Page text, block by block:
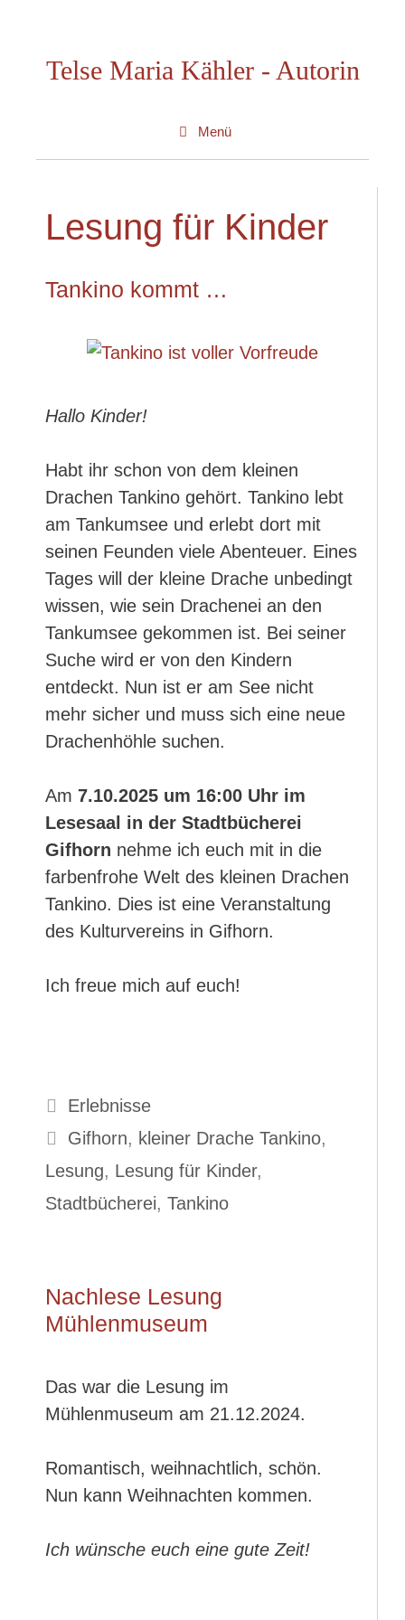
springenTelse Maria Kähler - Autorin
Menü
Lesung für Kinder
Tankino kommt …
Hallo Kinder!
Habt ihr schon von dem kleinen
Drachen Tankino gehört. Tankino lebt
am Tankumsee und erlebt dort mit
seinen Feunden viele Abenteuer. Eines
Tages will der kleine Drache unbedingt
wissen, wie sein Drachenei an den
Tankumsee gekommen ist. Bei seiner
Suche wird er von den Kindern
entdeckt. Nun ist er am See nicht
mehr sicher und muss sich eine neue
Drachenhöhle suchen.
Am 7.10.2025 um 16:00 Uhr im
Lesesaal in der Stadtbücherei
Gifhorn nehme ich euch mit in die
farbenfrohe Welt des kleinen Drachen
Tankino. Dies ist eine Veranstaltung
des Kulturvereins in Gifhorn.
Ich freue mich auf euch!
Kategorien
Erlebnisse
Schlagwörter
Gifhorn, kleiner Drache Tankino,
Lesung, Lesung für Kinder,
Stadtbücherei, Tankino
Nachlese Lesung
Mühlenmuseum
Das war die Lesung im
Mühlenmuseum am 21.12.2024.
Romantisch, weihnachtlich, schön.
Nun kann Weihnachten kommen.
Ich wünsche euch eine gute Zeit!